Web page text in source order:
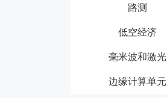
路测
低空经济
毫米波和激光
边缘计算单元